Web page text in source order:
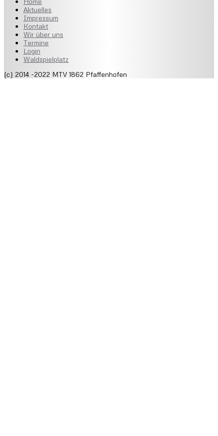
Aktuelles
Impressum
Kontakt
Wir über uns
Termine
Login
Waldspielplatz
(c) 2014 -2022 MTV 1862 Pfaffenhofen